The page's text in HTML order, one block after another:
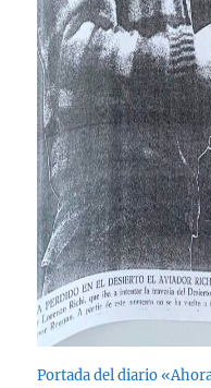
Portada del diario